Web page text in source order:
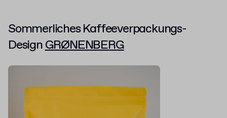
Sommerliches Kaffeeverpackungs-
DesignGRØNENBERG